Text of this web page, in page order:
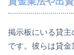
掲示板にいる貸
です。彼らは貸